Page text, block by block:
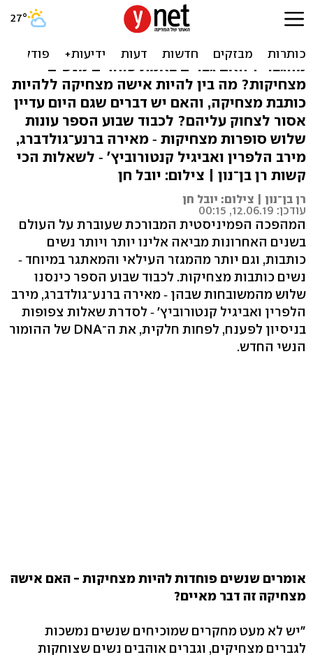
אני מבינה מה זה מצחיק
יש בכלל דבר כזה הומור נשי? ובמה הוא שונה
מהגברי? האם גברים באמת פוחדים מנשים
מצחיקות? מה בין להיות אישה מצחיקה ללהיות
כותבת מצחיקה, והאם יש דברים שגם היום עדיין
אסור לצחוק עליהם? לכבוד שבוע הספר עונות
שלוש סופרות מצחיקות ‑ מאירה ברנע־גולדברג,
מירב הלפרין ואביגיל קנטורוביץ' ‑ לשאלות הכי
קשות רן בן־נון | צילום: יובל חן
רן בן־נון | צילום: יובל חן
עודכן: 12.06.19, 00:15
המהפכה הפמיניסטית המבורכת שעוברת על העולם
בשנים האחרונות מביאה אלינו יותר ויותר נשים
כותבות, וגם יותר מהמגזר העילאי והמאתגר במיוחד ‑
נשים כותבות מצחיקות. לכבוד שבוע הספר כינסנו
שלוש מהמשובחות שבהן ‑ מאירה ברנע־גולדברג, מירב
הלפרין ואביגיל קנטורוביץ' ‑ לסדרת שאלות צפופות
בניסיון לפענח, לפחות חלקית, את ה־DNA של ההומור
הנשי החדש.
אומרים שנשים פוחדות להיות מצחיקות - האם אישה
מצחיקה זה דבר מאיים?
"יש לא מעט מחקרים שמוכיחים שנשים נמשכות
לגברים מצחיקים, וגברים אוהבים נשים שצוחקות